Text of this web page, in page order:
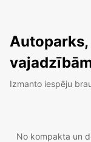
Izmanto iespēju
No kompakta un